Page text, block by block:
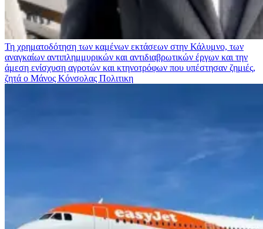
Τη χρηματοδότηση των καμένων εκτάσεων στην Κάλυμνο, των
αναγκαίων αντιπλημμυρικών και αντιδιαβρωτικών έργων και την
άμεση ενίσχυση αγροτών και κτηνοτρόφων που υπέστησαν ζημιές,
ζητά ο Μάνος Κόνσολας Πολιτικη